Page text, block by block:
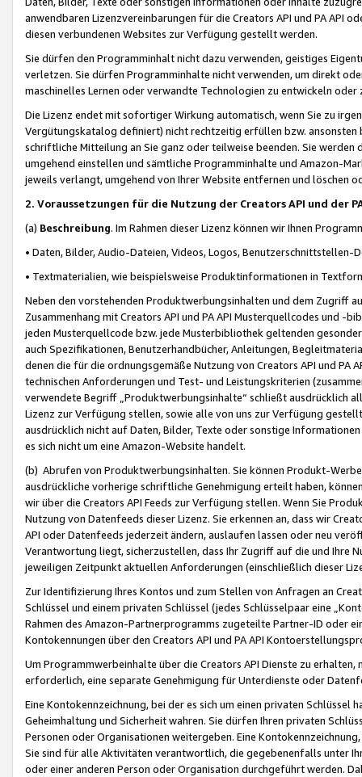
anwendbaren Lizenzvereinbarungen für die Creators API und PA API
diesen verbundenen Websites zur Verfügung gestellt werden.
Sie dürfen den Programminhalt nicht dazu verwenden, geistiges
verletzen. Sie dürfen Programminhalte nicht verwenden, um direkt
maschinelles Lernen oder verwandte Technologien zu entwickeln
Die Lizenz endet mit sofortiger Wirkung automatisch, wenn Sie zu
Vergütungskatalog definiert) nicht rechtzeitig erfüllen bzw. ansonsten
schriftliche Mitteilung an Sie ganz oder teilweise beenden. Sie werden
umgehend einstellen und sämtliche Programminhalte und Amazon-
jeweils verlangt, umgehend von Ihrer Website entfernen und löschen
2. Voraussetzungen für die Nutzung der Creators API und der
(a) Beschreibung. Im Rahmen dieser Lizenz können wir Ihnen
• Daten, Bilder, Audio-Dateien, Videos, Logos, Benutzerschnittstellen-
• Textmaterialien, wie beispielsweise Produktinformationen in
Neben den vorstehenden Produktwerbungsinhalten und dem Zugriff
Zusammenhang mit Creators API und PA API Musterquellcodes und
jeden Musterquellcode bzw. jede Musterbibliothek geltenden
auch Spezifikationen, Benutzerhandbücher, Anleitungen,
denen die für die ordnungsgemäße Nutzung von Creators API und PA
technischen Anforderungen und Test- und Leistungskriterien
verwendete Begriff „Produktwerbungsinhalte“ schließt ausdrücklich
Lizenz zur Verfügung stellen, sowie alle von uns zur Verfügung
ausdrücklich nicht auf Daten, Bilder, Texte oder sonstige
es sich nicht um eine Amazon-Website handelt.
(b) Abrufen von Produktwerbungsinhalten. Sie können Produkt-
ausdrückliche vorherige schriftliche Genehmigung erteilt haben,
wir über die Creators API Feeds zur Verfügung stellen. Wenn Sie
Nutzung von Datenfeeds dieser Lizenz. Sie erkennen an, dass wir
API oder Datenfeeds jederzeit ändern, auslaufen lassen oder neu
Verantwortung liegt, sicherzustellen, dass Ihr Zugriff auf die und Ihre
jeweiligen Zeitpunkt aktuellen Anforderungen (einschließlich dieser
Zur Identifizierung Ihres Kontos und zum Stellen von Anfragen an
Schlüssel und einem privaten Schlüssel (jedes Schlüsselpaar eine
Rahmen des Amazon-Partnerprogramms zugeteilte Partner-ID oder
Kontokennungen über den Creators API und PA API
Um Programmwerbeinhalte über die Creators API Dienste zu
erforderlich, eine separate Genehmigung für Unterdienste oder
Eine Kontokennzeichnung, bei der es sich um einen privaten
Geheimhaltung und Sicherheit wahren. Sie dürfen Ihren privaten
Personen oder Organisationen weitergeben. Eine
Sie sind für alle Aktivitäten verantwortlich, die gegebenenfalls unter
oder einer anderen Person oder Organisation durchgeführt werden.